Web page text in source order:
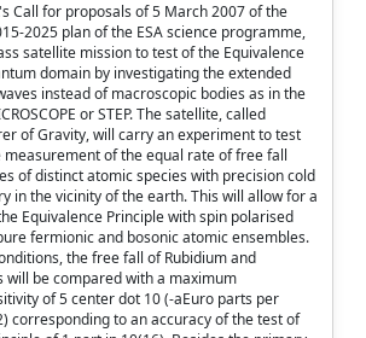
Call for proposals of 5 March 2007 of the
2025 plan of the ESA science programme,
satellite mission to test of the Equivalence
domain by investigating the extended
instead of macroscopic bodies as in the
or STEP. The satellite, called
of Gravity, will carry an experiment to test
of the equal rate of free fall
of distinct atomic species with precision cold
in the vicinity of the earth. This will allow for a
Equivalence Principle with spin polarised
fermionic and bosonic atomic ensembles.
the free fall of Rubidium and
will be compared with a maximum
of 5 center dot 10 (-aEuro parts per
corresponding to an accuracy of the test of